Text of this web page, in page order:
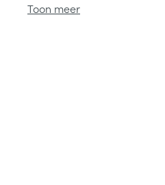
Toon meer